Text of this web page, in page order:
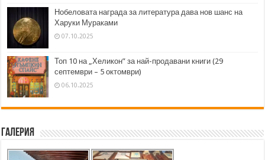
Нобеловата награда за литература дава нов шанс на
Харуки Мураками
07.10.2025
Топ 10 на „Хеликон” за най-продавани книги (29
септември – 5 октомври)
06.10.2025
Галерия